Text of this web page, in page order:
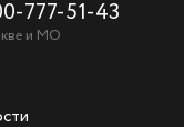
777-51-43
и МО